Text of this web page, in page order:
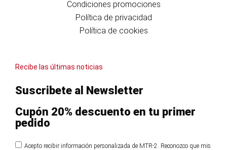
Condiciones promociones
Política de privacidad
Política de cookies
Recibe las últimas noticias
Suscribete al Newsletter
Cupón 20% descuento en tu primer
pedido
Acepto recibir información personalizada de MTR-2. Reconozco que mis